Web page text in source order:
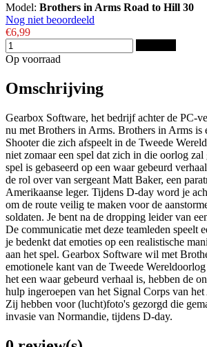
Model: Brothers in Arms Road to Hill 30
Nog niet beoordeeld
€6,99
Op voorraad
Omschrijving
Gearbox Software, het bedrijf achter de PC-
nu met Brothers in Arms. Brothers in Arms is
Shooter die zich afspeelt in de Tweede
niet zomaar een spel dat zich in die oorlog
spel is gebaseerd op een waar gebeurd
de rol over van sergeant Matt Baker, een
Amerikaanse leger. Tijdens D-day word je
om de route veilig te maken voor de
soldaten. Je bent na de dropping leider van
De communicatie met deze teamleden speelt
je bedenkt dat emoties op een realistische
aan het spel. Gearbox Software wil met
emotionele kant van de Tweede
het een waar gebeurd verhaal is, hebben de
hulp ingeroepen van het Signal Corps van het
Zij hebben voor (lucht)foto's gezorgd die
invasie van Normandie, tijdens D-day.